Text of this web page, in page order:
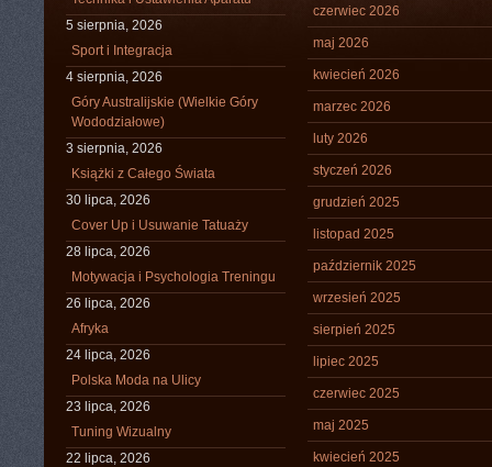
5 sierpnia, 2026
Sport i Integracja
4 sierpnia, 2026
Góry Australijskie (Wielkie Góry
Wododziałowe)
3 sierpnia, 2026
Książki z Całego Świata
30 lipca, 2026
Cover Up i Usuwanie Tatuaży
28 lipca, 2026
Motywacja i Psychologia Treningu
26 lipca, 2026
Afryka
24 lipca, 2026
Polska Moda na Ulicy
23 lipca, 2026
Tuning Wizualny
22 lipca, 2026
czerwiec 2026
maj 2026
kwiecień 2026
marzec 2026
luty 2026
styczeń 2026
grudzień 2025
listopad 2025
październik 2025
wrzesień 2025
sierpień 2025
lipiec 2025
czerwiec 2025
maj 2025
kwiecień 2025